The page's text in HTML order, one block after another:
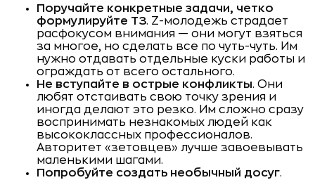
Поручайте конкретные задачи, четко
формулируйте ТЗ. Z-молодежь страдает
расфокусом внимания — они могут взяться
за многое, но сделать все по чуть-чуть. Им
нужно отдавать отдельные куски работы и
ограждать от всего остального.
Не вступайте в острые конфликты. Они
любят отстаивать свою точку зрения и
иногда делают это резко. Им сложно сразу
воспринимать незнакомых людей как
высококлассных профессионалов.
Авторитет «зетовцев» лучше завоевывать
маленькими шагами.
Попробуйте создать необычный досуг.